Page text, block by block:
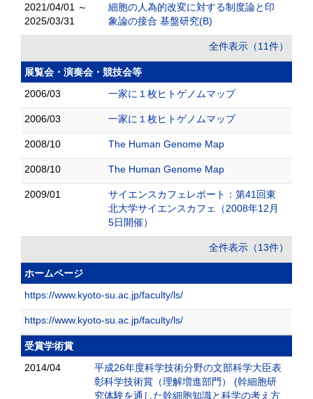
2021/04/01 ～
2025/03/31
細胞の人為的改変に対する制度論と印
象論の接合 基盤研究(B)
全件表示（11件）
展覧会・演奏会・競技会等
2006/03
一家に１枚ヒトゲノムマップ
2006/03 一家に１枚ヒトゲノムマップ
2008/10 The Human Genome Map
2008/10 The Human Genome Map
2009/01
サイエンスカフェレポート：第41回東
北大学サイエンスカフェ（2008年12月
5日開催）
全件表示（13件）
ホームページ
https://www.kyoto-su.ac.jp/faculty/ls/
https://www.kyoto-su.ac.jp/faculty/ls/
受賞学術賞
2014/04
平成26年度科学技術分野の文部科学大臣表
彰科学技術賞（理解増進部門） (幹細胞研
究体験を通した幹細胞知識と科学の考え方